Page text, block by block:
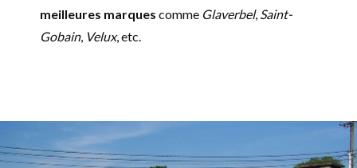
meilleures marques comme Glaverbel, Saint-
Gobain, Velux, etc.